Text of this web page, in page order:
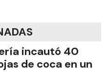
incautó 40
de coca en un